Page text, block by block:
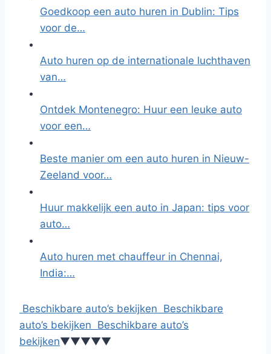
Goedkoop een auto huren in Dublin: Tips
voor de…
Auto huren op de internationale luchthaven
van…
Ontdek Montenegro: Huur een leuke auto
voor een…
Beste manier om een auto huren in Nieuw-
Zeeland voor…
Huur makkelijk een auto in Japan: tips voor
auto…
Auto huren met chauffeur in Chennai,
India:…
Beschikbare auto’s bekijken Beschikbare
auto’s bekijken Beschikbare auto’s
bekijken▼▼▼▼▼